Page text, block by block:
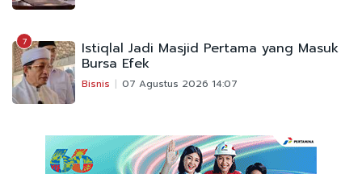
7 Istiqlal Jadi Masjid Pertama yang Masuk
Bursa Efek
Bisnis 07 Agustus 2026 14:07